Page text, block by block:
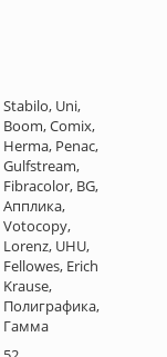
Stabilo, Uni,
Boom, Comix,
Herma, Penac,
Gulfstream,
Fibracolor, BG,
Апплика,
Votocopy,
Lorenz, UHU,
Fellowes, Erich
Krause,
Полиграфика,
Гамма